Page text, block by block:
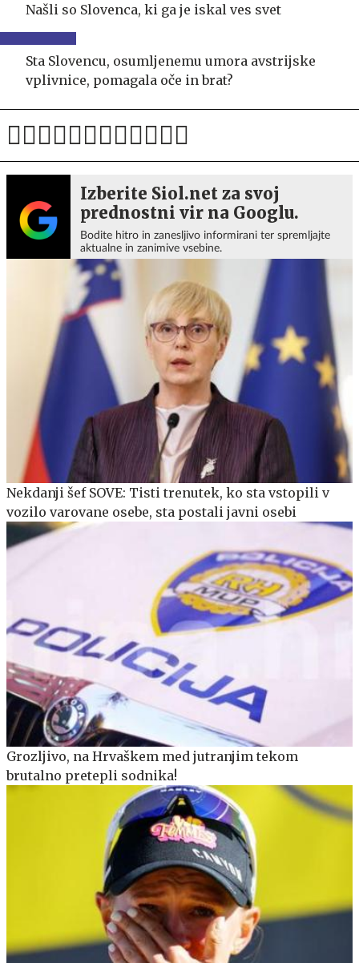
Našli so Slovenca, ki ga je iskal ves svet
Sta Slovencu, osumljenemu umora avstrijske
vplivnice, pomagala oče in brat?
Izberite Siol.net za svoj
prednostni vir na Googlu.
Bodite hitro in zanesljivo informirani ter spremljajte
aktualne in zanimive vsebine.
Nekdanji šef SOVE: Tisti trenutek, ko sta vstopili v
vozilo varovane osebe, sta postali javni osebi
Grozljivo, na Hrvaškem med jutranjim tekom
brutalno pretepli sodnika!